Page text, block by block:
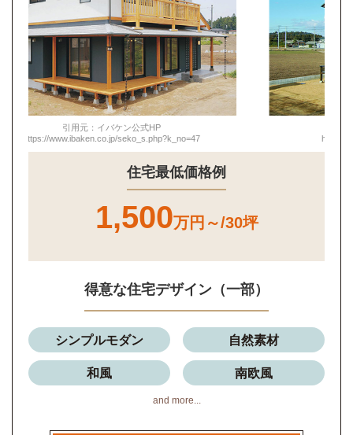
引用元：イバケン公式HP
https://www.ibaken.co.jp/seko_s.php?k_no=6
住宅最低価格例
1,500万円～/30坪
得意な住宅デザイン（一部）
シンプルモダン 自然素材
和風 南欧風
and more...